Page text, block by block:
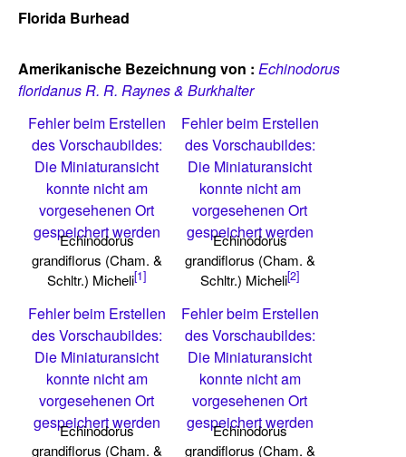
Florida Burhead
Amerikanische Bezeichnung von : Echinodorus
floridanus R. R. Raynes & Burkhalter
Fehler beim Erstellen
des Vorschaubildes:
Die Miniaturansicht
konnte nicht am
vorgesehenen Ort
gespeichert werden
Echinodorus
grandiflorus (Cham. &
Schltr.) Micheli[1]
Fehler beim Erstellen
des Vorschaubildes:
Die Miniaturansicht
konnte nicht am
vorgesehenen Ort
gespeichert werden
Echinodorus
grandiflorus (Cham. &
Schltr.) Micheli[2]
Fehler beim Erstellen
des Vorschaubildes:
Die Miniaturansicht
konnte nicht am
vorgesehenen Ort
gespeichert werden
Echinodorus
grandiflorus (Cham. &
Fehler beim Erstellen
des Vorschaubildes:
Die Miniaturansicht
konnte nicht am
vorgesehenen Ort
gespeichert werden
Echinodorus
grandiflorus (Cham. &